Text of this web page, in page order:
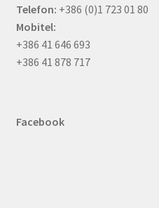
Telefon: +386 (0)1 723 01 80
Mobitel:
+386 41 646 693
+386 41 878 717
Facebook